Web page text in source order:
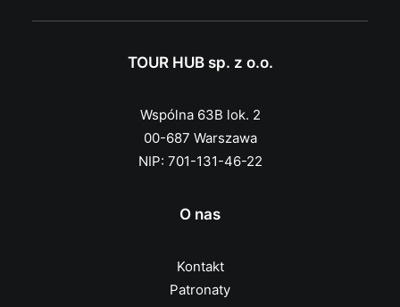
TOUR HUB sp. z o.o.
Wspólna 63B lok. 2
00-687 Warszawa
NIP: 701-131-46-22
O nas
Kontakt
Patronaty